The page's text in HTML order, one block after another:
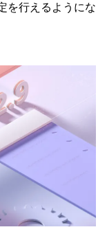
を行えるようにな